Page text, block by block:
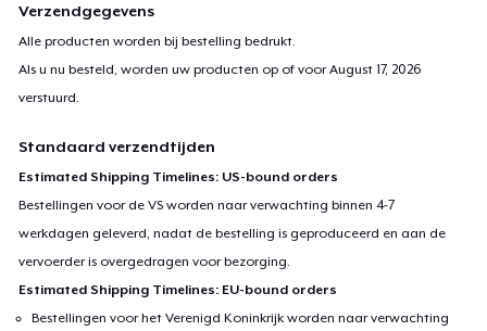
Be Safe! - URBANICIDE TEAM
Verzendgegevens
Alle producten worden bij bestelling bedrukt.
Als u nu besteld, worden uw producten op of voorAugust 17, 2026
verstuurd.
Standaard verzendtijden
Estimated Shipping Timelines: US-bound orders
Bestellingen voor de VS worden naar verwachting binnen 4-7
werkdagen geleverd, nadat de bestelling is geproduceerd en aan de
vervoerder is overgedragen voor bezorging.
Estimated Shipping Timelines: EU-bound orders
Bestellingen voor het Verenigd Koninkrijk worden naar verwachting